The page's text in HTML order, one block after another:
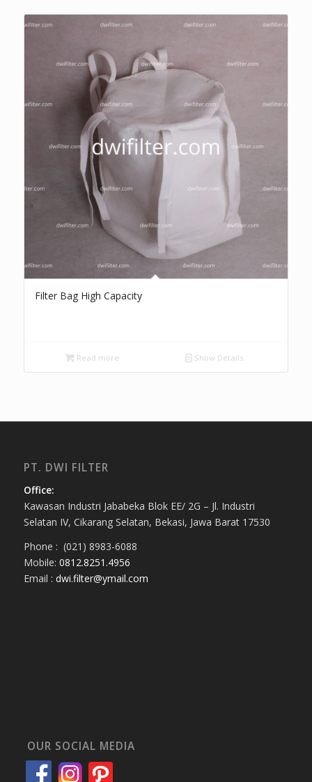
Filter Bag High Capacity
Read more Show Details
PT. DWI FILTER
Office:
Kawasan Industri Jababeka Blok EE/ 2G – Jl. Industri
Selatan IV, Cikarang Selatan, Bekasi, Jawa Barat 17530
Phone : (021) 8983-6088
Mobile: 0812.8251.4956
Email : dwi.filter@ymail.com
OUR SOCIAL MEDIA